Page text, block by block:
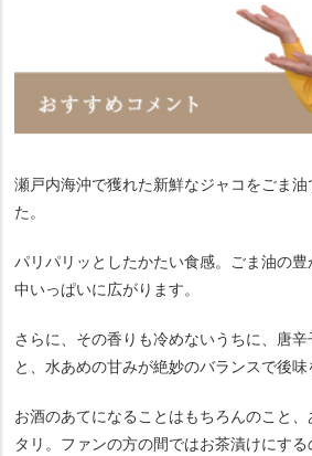
瀬戸内海沖で獲れた新鮮なジャコをごま
た。
パリパリッとしたかたい食感。ごま油の
中いっぱいに広がります。
さらに、その香りも冷めないうちに、唐
と、水あめの甘みが絶妙のバランスで後味
お酒のあてになることはもちろんのこと
タリ。ファンの方の間ではお茶漬けにす